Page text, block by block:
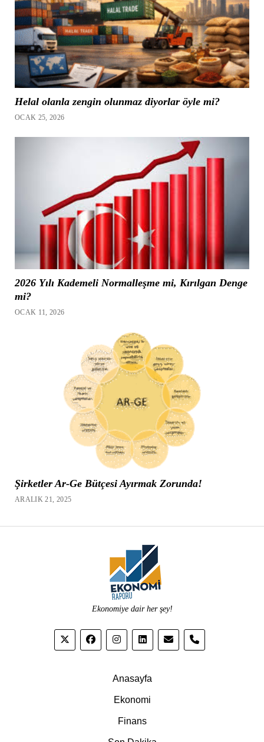
Helal olanla zengin olunmaz diyorlar öyle mi?
OCAK 25, 2026
2026 Yılı Kademeli Normalleşme mi, Kırılgan Denge
mi?
OCAK 11, 2026
Şirketler Ar-Ge Bütçesi Ayırmak Zorunda!
ARALIK 21, 2025
Ekonomiye dair her şey!
Anasayfa
Ekonomi
Finans